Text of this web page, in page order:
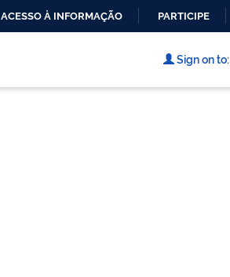
CONTEÚDO
ACESSO À INFORMAÇÃO PARTICIPE
Sign on to: